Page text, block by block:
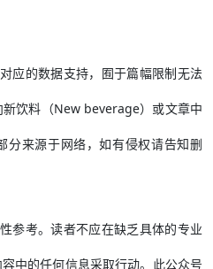
应的数据支持，囿于篇幅限制无法
饮料（New beverage）或文章中
分来源于网络，如有侵权请告知删
参考。读者不应在缺乏具体的专业
中的任何信息采取行动。此公众号